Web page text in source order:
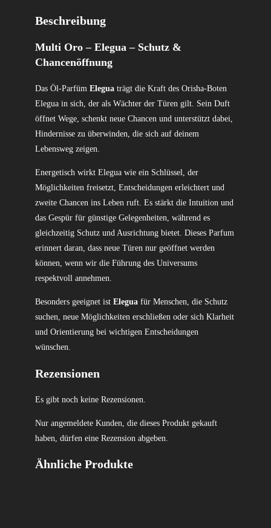
Beschreibung
Multi Oro – Elegua – Schutz &
Chancenöffnung
Das Öl-Parfüm Elegua trägt die Kraft des Orisha-Boten
Elegua in sich, der als Wächter der Türen gilt. Sein Duft
öffnet Wege, schenkt neue Chancen und unterstützt dabei,
Hindernisse zu überwinden, die sich auf deinem
Lebensweg zeigen.
Energetisch wirkt Elegua wie ein Schlüssel, der
Möglichkeiten freisetzt, Entscheidungen erleichtert und
zweite Chancen ins Leben ruft. Es stärkt die Intuition und
das Gespür für günstige Gelegenheiten, während es
gleichzeitig Schutz und Ausrichtung bietet. Dieses Parfum
erinnert daran, dass neue Türen nur geöffnet werden
können, wenn wir die Führung des Universums
respektvoll annehmen.
Besonders geeignet ist Elegua für Menschen, die Schutz
suchen, neue Möglichkeiten erschließen oder sich Klarheit
und Orientierung bei wichtigen Entscheidungen
wünschen.
Rezensionen
Es gibt noch keine Rezensionen.
Nur angemeldete Kunden, die dieses Produkt gekauft
haben, dürfen eine Rezension abgeben.
Ähnliche Produkte